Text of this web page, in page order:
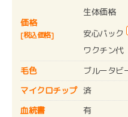
価格
[税込価格]
生体価格
安心パック
ワクチン代
毛色
ブルータビ
マイクロチップ 済
血統書
有